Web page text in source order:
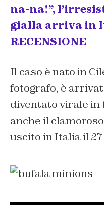
na-na!”,
gialla arriva in
RECENSIONE
Il caso è nato in
fotografo, è
diventato virale in
anche il
uscito in Italia il